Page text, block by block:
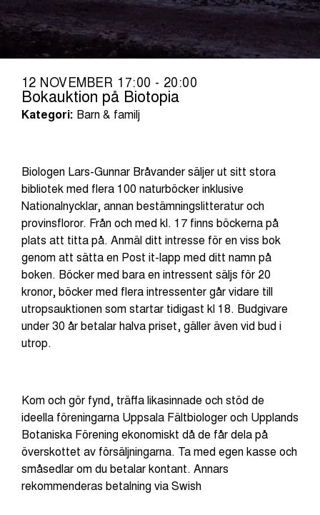
12 NOVEMBER 17:00 - 20:00
Bokauktion på Biotopia
Kategori: Barn & familj
Biologen Lars-Gunnar Bråvander säljer ut sitt stora
bibliotek med flera 100 naturböcker inklusive
Nationalnycklar, annan bestämningslitteratur och
provinsfloror. Från och med kl. 17 finns böckerna på
plats att titta på. Anmäl ditt intresse för en viss bok
genom att sätta en Post it-lapp med ditt namn på
boken. Böcker med bara en intressent säljs för 20
kronor, böcker med flera intressenter går vidare till
utropsauktionen som startar tidigast kl 18. Budgivare
under 30 år betalar halva priset, gäller även vid bud i
utrop.
Kom och gör fynd, träffa likasinnade och stöd de
ideella föreningarna Uppsala Fältbiologer och Upplands
Botaniska Förening ekonomiskt då de får dela på
överskottet av försäljningarna. Ta med egen kasse och
småsedlar om du betalar kontant. Annars
rekommenderas betalning via Swish